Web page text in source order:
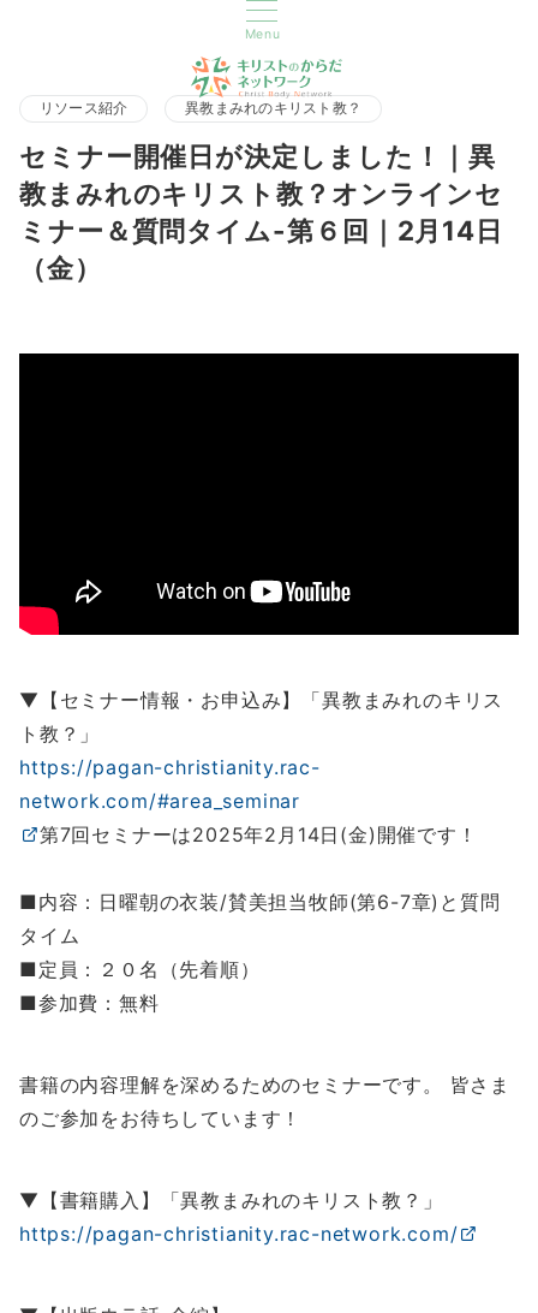
Menu
リソース紹介 異教まみれのキリスト教？
セミナー開催日が決定しました！｜異
教まみれのキリスト教？オンラインセ
ミナー＆質問タイム-第６回｜2月14日
（金）
▼【セミナー情報・お申込み】「異教まみれのキリス
ト教？」
https://pagan-christianity.rac-
network.com/#area_seminar
第7回セミナーは2025年2月14日(金)開催です！
■内容：日曜朝の衣装/賛美担当牧師(第6-7章)と質問
タイム
■定員：２０名（先着順）
■参加費：無料
書籍の内容理解を深めるためのセミナーです。 皆さま
のご参加をお待ちしています！
▼【書籍購入】「異教まみれのキリスト教？」
https://pagan-christianity.rac-network.com/